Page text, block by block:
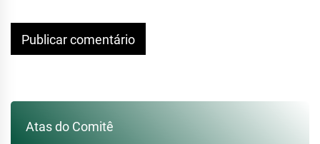
Atas do Comitê